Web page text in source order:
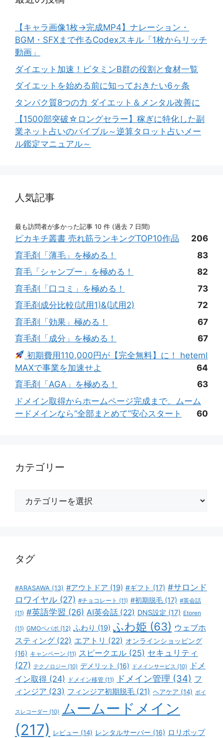
【キャラ画像1枚→完成MP4】ナレーション・
BGM・SFXまで作るCodexスキル「1枚からリッチ
動画」
ダイエット加速！ビタミンB群の役割と食材一覧
ダイエットを始める前に知っておきたい6ヶ条
タンパク質8つの力 ダイエット＆メンタル改善に
【1500部突破☆ロングセラー】稼ぎに特化した副
業ネット占いのバイブル～逆算タロット占いメー
ル鑑定マニュアル～
人気記事
最も訪問者が多かった記事 10 件 (過去 7 日間)
ピカキチ叢書 売れ筋ランキングTOP10作品
206
育毛剤「薄毛」を極める！
83
育毛「シャンプー」を極める！
82
育毛剤「口コミ」を極める！
73
育毛剤成分比較(試用1)&(試用2)
72
育毛剤「効果」極める！
67
育毛剤「成分」を極める！
67
初期費用110,000円が【完全無料】に！ heteml
MAXで事業を加速せよ
64
育毛剤「AGA」を極める！
63
ドメイン取得からホームページ完成まで。ムーム
ードメインなら“全部まとめて”安心スタート
60
カテゴリー
タグ
#ARASAWA (13) #アウトドア (19) #ギフト (17) #サロンド
ロワイヤル (27) #チョコレート (11) #初期脱毛 (17) #英会話
(11) #英語学習 (26) AI英会話 (22) DNS設定 (17) Etoren
(11) GMOペパボ (12) ふわり (19) ふわ姫 (63) ウェブホ
スティング (22) エアトリ (22) オンラインショッピング
(16) キャンペーン (11) スピークエル (25) セキュリティ
(27) テクノロジー (10) デメリット (16) ドメインサービス (10)
ドメ
イン取得 (24) ドメイン移管 (11) ドメイン管理 (34) フ
ィンジア (23) フィンジア初期脱毛 (21) ヘアケア (14) ボイ
スレコーダー (10) ムームードメイン
(217)
レビュー (14) レンタルサーバー (16) ロリポップ